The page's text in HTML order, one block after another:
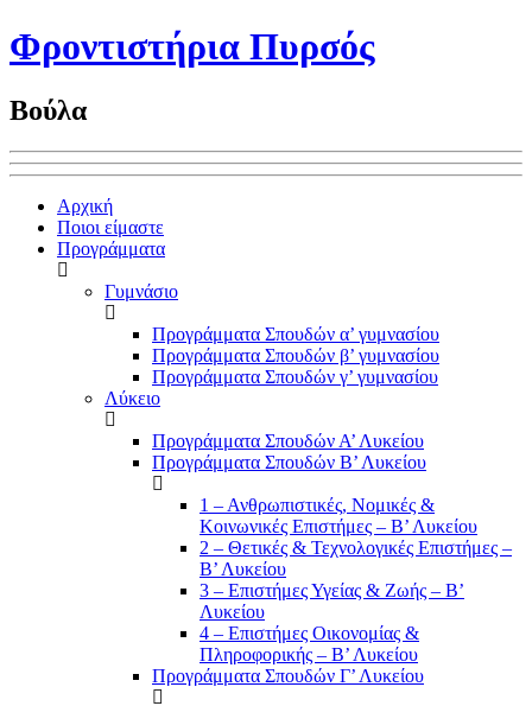
Φροντιστήρια Πυρσός
Βούλα
Αρχική
Ποιοι είμαστε
Προγράμματα
Γυμνάσιο
Προγράμματα Σπουδών α’ γυμνασίου
Προγράμματα Σπουδών β’ γυμνασίου
Προγράμματα Σπουδών γ’ γυμνασίου
Λύκειο
Προγράμματα Σπουδών Α’ Λυκείου
Προγράμματα Σπουδών Β’ Λυκείου
1 – Ανθρωπιστικές, Νομικές &
Κοινωνικές Επιστήμες – Β’ Λυκείου
2 – Θετικές & Τεχνολογικές Επιστήμες –
Β’ Λυκείου
3 – Επιστήμες Υγείας & Ζωής – Β’
Λυκείου
4 – Επιστήμες Οικονομίας &
Πληροφορικής – Β’ Λυκείου
Προγράμματα Σπουδών Γ’ Λυκείου